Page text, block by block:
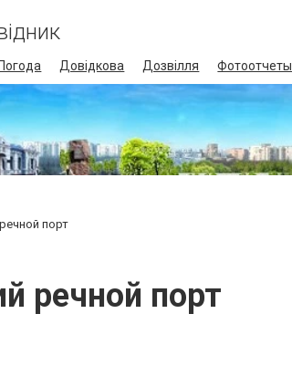
Погода Довідкова Дозвілля Фотоотчеты
порт
речной порт